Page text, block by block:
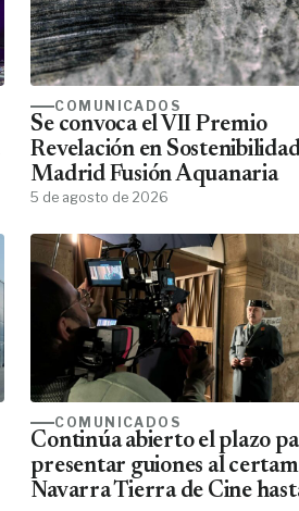
COMUNICADOS
Se convoca el VII Premio
Revelación en
Madrid Fusión Aquanaria
5 de agosto de 2026
COMUNICADOS
Continúa abierto el plazo
presentar guiones al
Navarra Tierra de Cine